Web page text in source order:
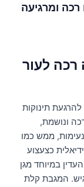
ומרגיעה
רכה לעור
תינוקות
מוסלין רכה ונושמת,
ממש כמו
כצעצוע
במיוחד מגן
המגבת קלת